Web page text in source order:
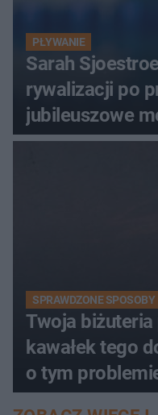
PŁYWANIE
Sarah
rywalizacji po
jubileuszowe
SPRAWDZONE SPOSOBY
Twoja biżuteria
kawałek tego
o tym
pociemniałą